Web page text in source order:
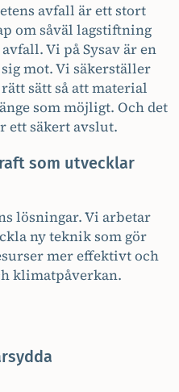
avfall är ett stort
om såväl lagstiftning
Vi på Sysav är en
mot. Vi säkerställer
sätt så att material
som möjligt. Och det
ett säkert avslut.
som utvecklar
lösningar. Vi arbetar
ny teknik som gör
mer effektivt och
klimatpåverkan.